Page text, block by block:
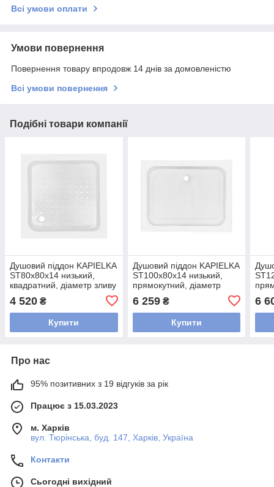
Всі умови оплати
Умови повернення
Повернення товару впродовж 14 днів за домовленістю
Всі умови повернення
Подібні товари компанії
Душовий піддон KAPIELKA
ST80x80х14 низький,
квадратний, діаметр зливу
4 520 ₴
Купити
Душовий піддон KAPIELKA
ST100x80х14 низький,
прямокутний, діаметр
6 259₴
Купити
6
Про нас
95% позитивних з 19 відгуків за рік
Працює з 15.03.2023
м. Харків
вул. Тюрінська, буд. 147, Харків, Україна
Контакти
Сьогодні вихідний